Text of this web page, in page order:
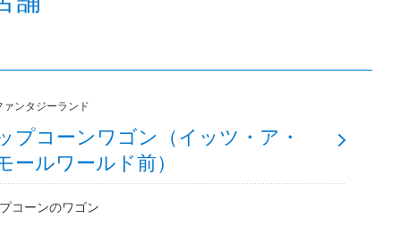
ァンタジーランド
プコーンワゴン（イッツ・ア・
ールワールド前）
コーンのワゴン